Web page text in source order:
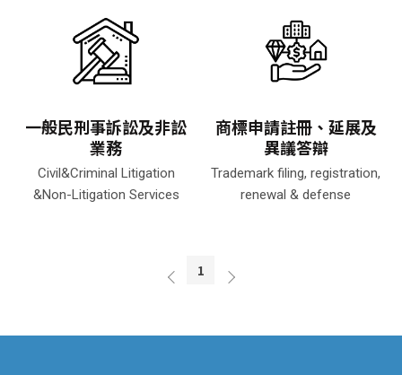
一般民刑事訴訟及非訟
業務
Civil&Criminal Litigation
&Non-Litigation Services
商標申請註冊、延展及
異議答辯
Trademark filing, registration,
renewal & defense
1